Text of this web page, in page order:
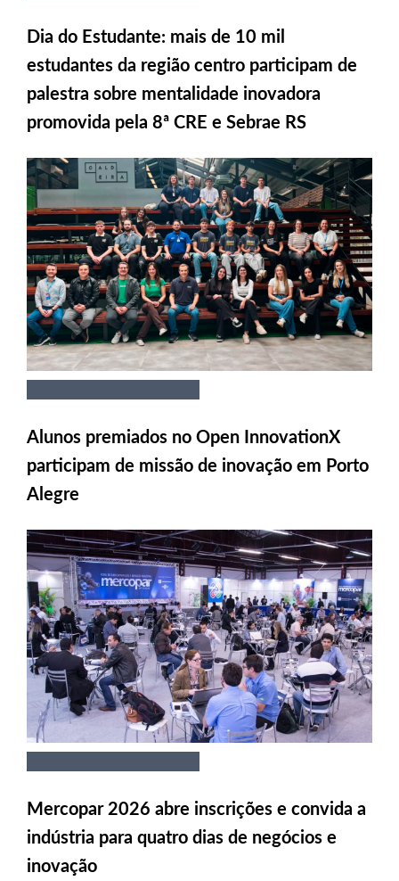
Dia do Estudante: mais de 10 mil
estudantes da região centro participam de
palestra sobre mentalidade inovadora
promovida pela 8ª CRE e Sebrae RS
Alunos premiados no Open InnovationX
participam de missão de inovação em Porto
Alegre
Mercopar 2026 abre inscrições e convida a
indústria para quatro dias de negócios e
inovação